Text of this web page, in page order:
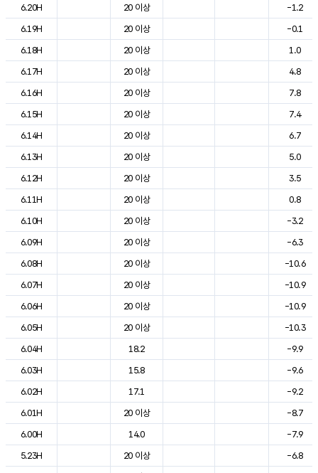
6.20H
20 이상
-1.2
6.19H
20 이상
-0.1
6.18H
20 이상
1.0
6.17H
20 이상
4.8
6.16H
20 이상
7.8
6.15H
20 이상
7.4
6.14H
20 이상
6.7
6.13H
20 이상
5.0
6.12H
20 이상
3.5
6.11H
20 이상
0.8
6.10H
20 이상
-3.2
6.09H
20 이상
-6.3
6.08H
20 이상
-10.6
6.07H
20 이상
-10.9
6.06H
20 이상
-10.9
6.05H
20 이상
-10.3
6.04H
18.2
-9.9
6.03H
15.8
-9.6
6.02H
17.1
-9.2
6.01H
20 이상
-8.7
6.00H
14.0
-7.9
5.23H
20 이상
-6.8